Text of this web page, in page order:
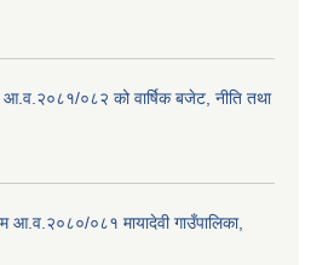
आ.व.२०८१/०८२ को वार्षिक बजेट, नीति तथा
आ.व.२०८०/०८१ मायादेवी गाउँपालिका,